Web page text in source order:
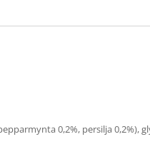
0,2%, persilja 0,2%),